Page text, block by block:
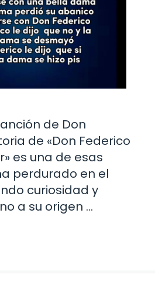
de Don
de «Don Federico
es una de esas
perdurado en el
curiosidad y
a su origen …